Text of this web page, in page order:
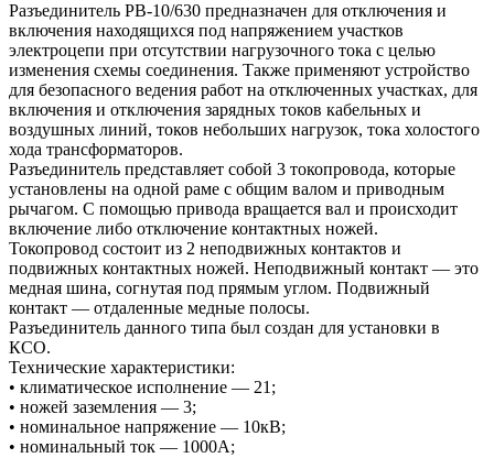
Разъединитель РВ-10/630 предназначен для отключения и
включения находящихся под напряжением участков
электроцепи при отсутствии нагрузочного тока с целью
изменения схемы соединения. Также применяют устройство
для безопасного ведения работ на отключенных участках, для
включения и отключения зарядных токов кабельных и
воздушных линий, токов небольших нагрузок, тока холостого
хода трансформаторов.
Разъединитель представляет собой 3 токопровода, которые
установлены на одной раме с общим валом и приводным
рычагом. С помощью привода вращается вал и происходит
включение либо отключение контактных ножей.
Токопровод состоит из 2 неподвижных контактов и
подвижных контактных ножей. Неподвижный контакт — это
медная шина, согнутая под прямым углом. Подвижный
контакт — отдаленные медные полосы.
Разъединитель данного типа был создан для установки в
КСО.
Технические характеристики:
• климатическое исполнение — 21;
• ножей заземления — 3;
• номинальное напряжение — 10кВ;
• номинальный ток — 1000А;